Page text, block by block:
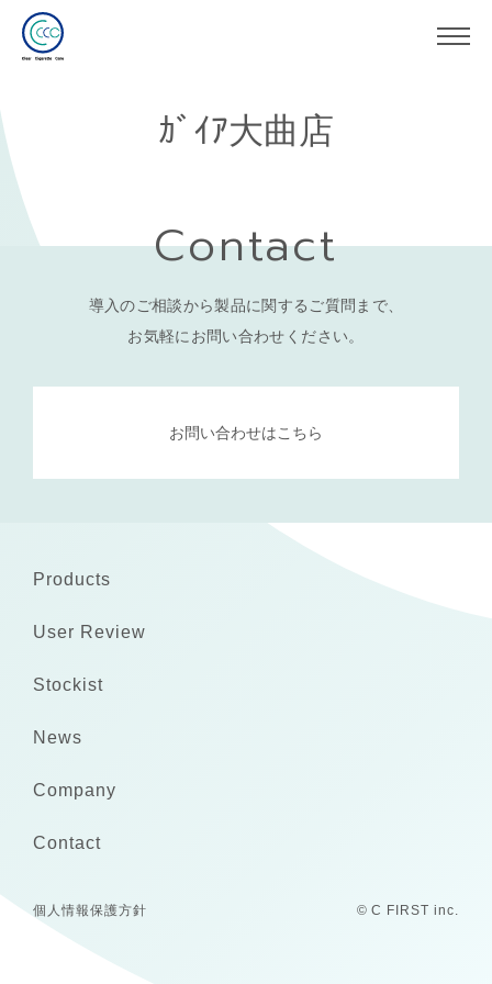
ｶﾞｲｱ大曲店
Contact
導入のご相談から製品に関するご質問まで、
お気軽にお問い合わせください。
お問い合わせはこちら
Products
User Review
Stockist
News
Company
Contact
個人情報保護方針 © C FIRST inc.